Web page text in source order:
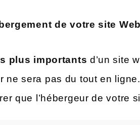
de votre site
plus importants d’un site
ne sera pas du tout en
que l’hébergeur de votre